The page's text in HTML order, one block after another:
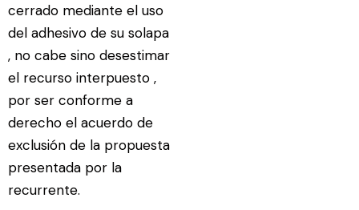
cerrado mediante el uso
del adhesivo de su solapa
, no cabe sino desestimar
el recurso interpuesto ,
por ser conforme a
derecho el acuerdo de
exclusión de la propuesta
presentada por la
recurrente.